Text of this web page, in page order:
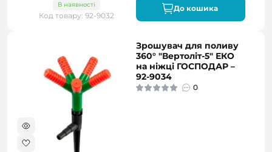
В наявності
Код товару: 92-9032
До кошика
Зрошувач для поливу
360° "Вертоліт-5" ЕКО
на ніжці ГОСПОДАР –
92-9034
0